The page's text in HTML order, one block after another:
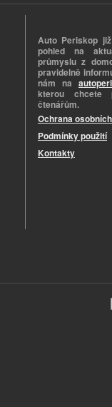
Auto Periskop
pohled na
průmyslu z
pravidelně
nám na
kterou chcete
čtenářům.
Ochrana
Podmínky použití
Kontakty